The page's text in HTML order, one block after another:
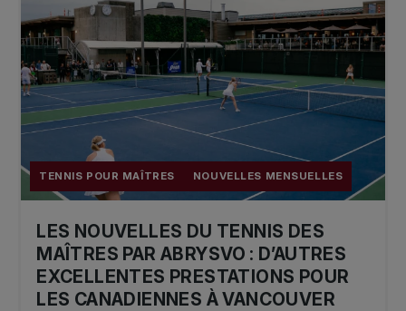
TENNIS POUR MAÎTRES NOUVELLES MENSUELLES
LES NOUVELLES DU TENNIS DES
MAÎTRES PAR ABRYSVO : D’AUTRES
EXCELLENTES PRESTATIONS POUR
LES CANADIENNES À VANCOUVER